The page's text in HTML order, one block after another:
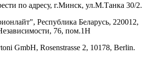
по адресу, г.Минск, ул.М.Танка 30/2.
Республика Беларусь, 220012,
76, пом.1Н
GmbH, Rosenstrasse 2, 10178, Berlin.